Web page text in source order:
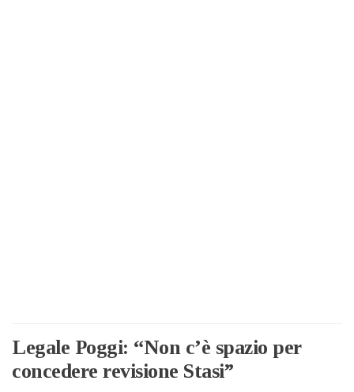
Legale Poggi: “Non c’è spazio per
concedere revisione Stasi”